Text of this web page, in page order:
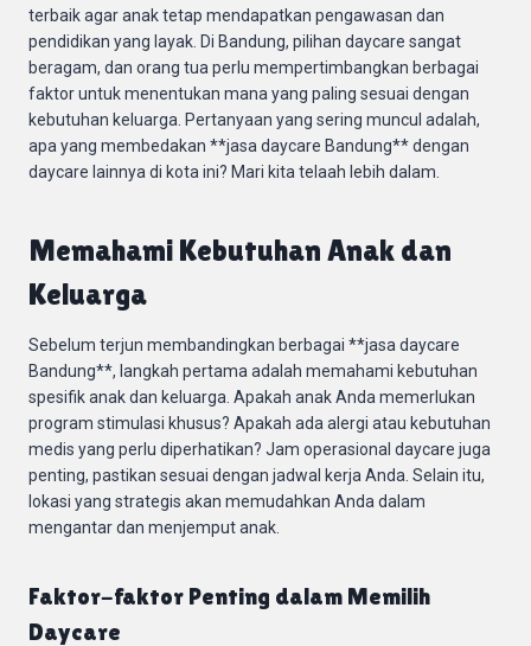
terbaik agar anak tetap mendapatkan pengawasan dan
pendidikan yang layak. Di Bandung, pilihan daycare sangat
beragam, dan orang tua perlu mempertimbangkan berbagai
faktor untuk menentukan mana yang paling sesuai dengan
kebutuhan keluarga. Pertanyaan yang sering muncul adalah,
apa yang membedakan **jasa daycare Bandung** dengan
daycare lainnya di kota ini? Mari kita telaah lebih dalam.
Memahami Kebutuhan Anak dan
Keluarga
Sebelum terjun membandingkan berbagai **jasa daycare
Bandung**, langkah pertama adalah memahami kebutuhan
spesifik anak dan keluarga. Apakah anak Anda memerlukan
program stimulasi khusus? Apakah ada alergi atau kebutuhan
medis yang perlu diperhatikan? Jam operasional daycare juga
penting, pastikan sesuai dengan jadwal kerja Anda. Selain itu,
lokasi yang strategis akan memudahkan Anda dalam
mengantar dan menjemput anak.
Faktor-faktor Penting dalam Memilih
Daycare